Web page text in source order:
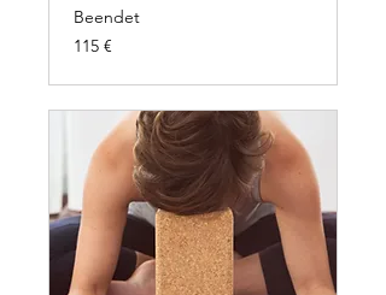
Beendet
115
Euro
115 €